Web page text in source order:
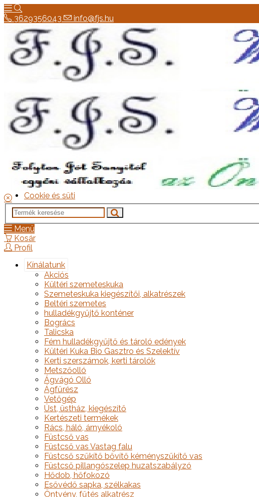
3629356043 info@fjs.hu
Hírek
Elérhetőség
Elállási jog
szállítás
Adatkezelési tájékoztató
Cookie és süti
Menü
Kosár
Profil
Kínálatunk
Akciós
Kültéri szemeteskuka
Szemeteskuka kiegészítői, alkatrészek
Beltéri szemetes
hulladékgyűjtő konténer
Bogrács
Talicska
Fém hulladékgyűjtő és tároló edények
Kültéri Kuka Bio Gasztro és Szelektív
Kerti szerszámok, kerti tárolók
Metszőolló
Ágvágó Olló
Ágfűrész
Vetőgép
Üst, üstház, kiegészítő
Kertészeti termékek
Rács, háló, árnyékoló
Füstcső vas
Füstcső vas Vastag falu
Füstcső szűkítő bővítő kéményszűkítő vas
Füstcső pillangószelep huzatszabályzó
Hődob, hőfokozó
Esővédő sapka, szélkakas
Öntvény, fűtés alkatrész